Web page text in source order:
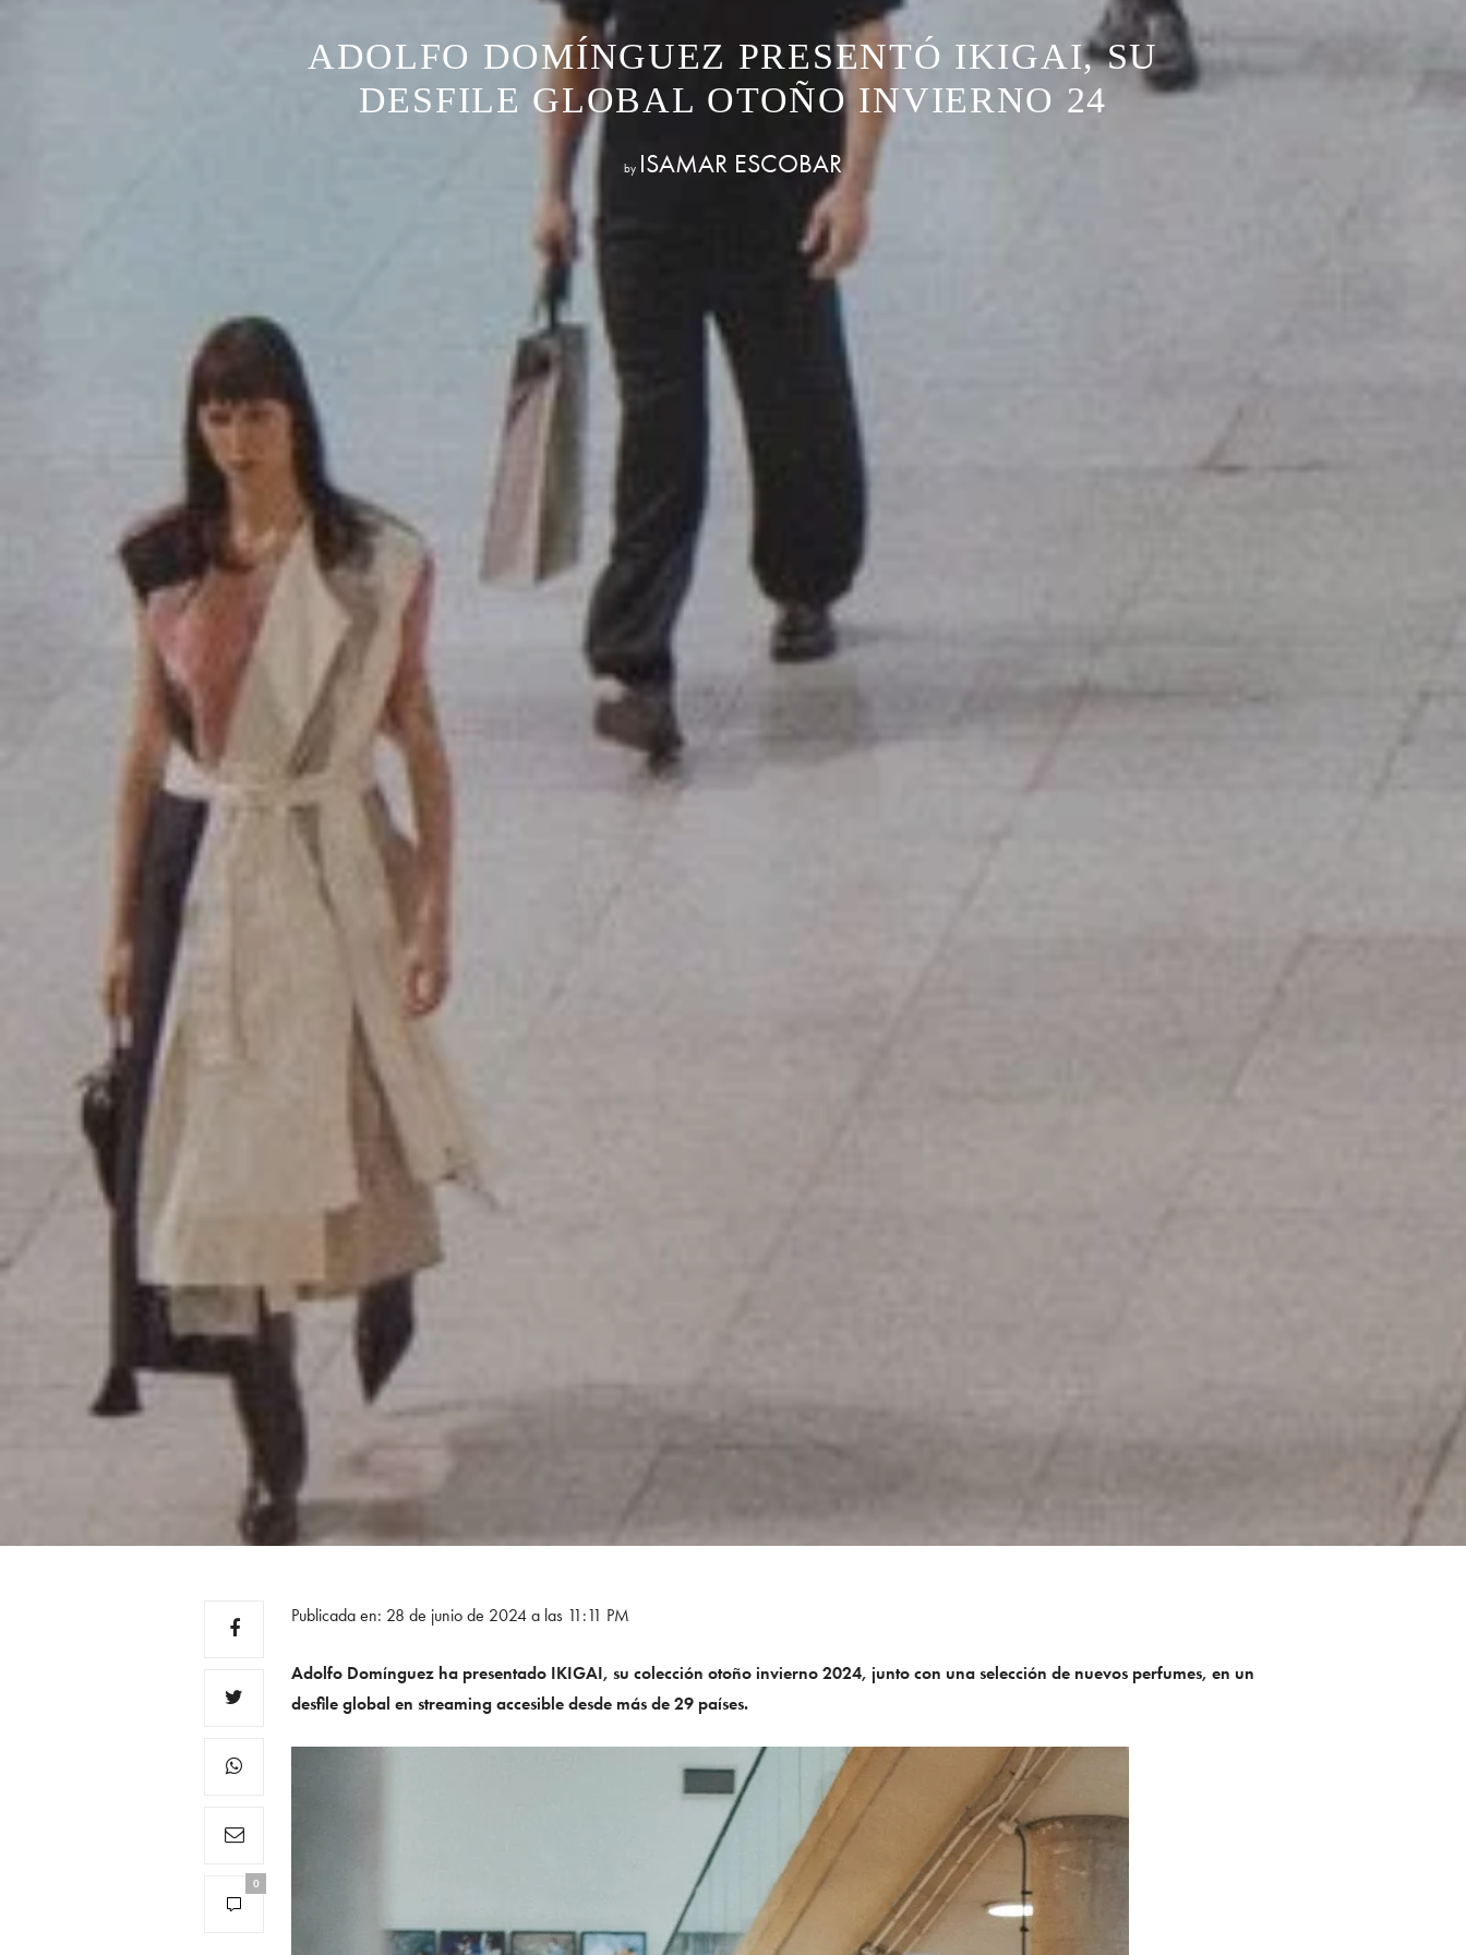
ADOLFO DOMÍNGUEZ PRESENTÓ IKIGAI, SU
DESFILE GLOBAL OTOÑO INVIERNO 24
by ISAMAR ESCOBAR
0
Publicada en: 28 de junio de 2024 a las 11:11 PM
Adolfo Domínguez ha presentado IKIGAI, su colección otoño invierno 2024, junto con una selección de nuevos perfumes, en un
desfile global en streaming accesible desde más de 29 países.